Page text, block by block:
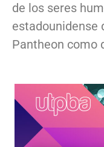
de los seres
estadounidense
Pantheon como